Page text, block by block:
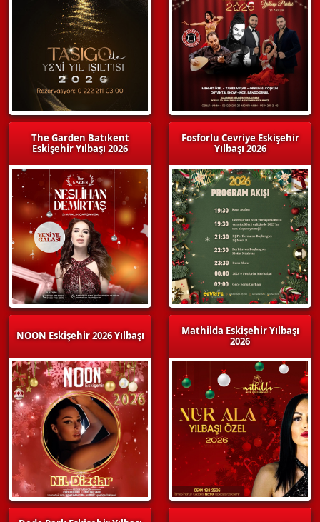
The Garden Batıkent
Eskişehir Yılbaşı 2026
NOON Eskişehir 2026 Yılbaşı
Fosforlu Cevriye Eskişehir
Yılbaşı 2026
Mathilda Eskişehir Yılbaşı
2026